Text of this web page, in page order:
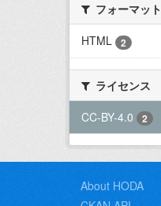
フォーマット
HTML
2
ライセンス
CC-BY-4.0
2
About HODA